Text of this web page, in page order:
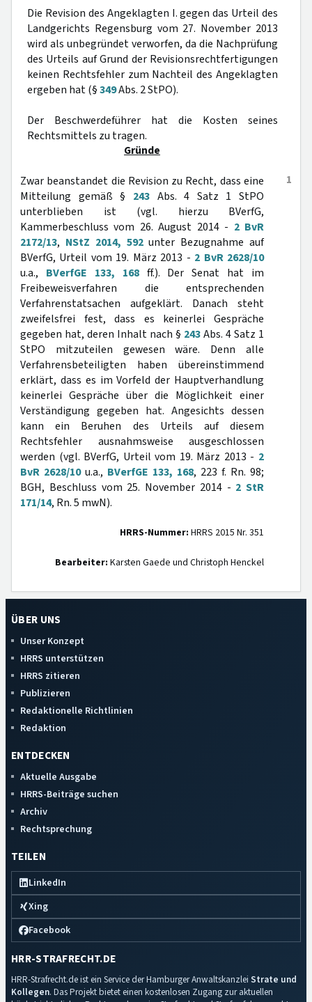
Die Revision des Angeklagten I. gegen das Urteil des
Landgerichts Regensburg vom 27. November 2013
wird als unbegründet verworfen, da die Nachprüfung
des Urteils auf Grund der Revisionsrechtfertigungen
keinen Rechtsfehler zum Nachteil des Angeklagten
ergeben hat (§349Abs. 2 StPO).
Der Beschwerdeführer hat die Kosten seines
Rechtsmittels zu tragen.
Gründe
1
Zwar beanstandet die Revision zu Recht, dass eine
Mitteilung gemäß § 243Abs. 4 Satz 1 StPO
unterblieben ist (vgl. hierzu BVerfG,
Kammerbeschluss vom 26. August 2014 - 2 BvR
2172/13, NStZ 2014, 592unter Bezugnahme auf
BVerfG, Urteil vom 19. März 2013 - 2 BvR 2628/10
u.a., BVerfGE 133, 168ff.). Der Senat hat im
Freibeweisverfahren die entsprechenden
Verfahrenstatsachen aufgeklärt. Danach steht
zweifelsfrei fest, dass es keinerlei Gespräche
gegeben hat, deren Inhalt nach § 243Abs. 4 Satz 1
StPO mitzuteilen gewesen wäre. Denn alle
Verfahrensbeteiligten haben übereinstimmend
erklärt, dass es im Vorfeld der Hauptverhandlung
keinerlei Gespräche über die Möglichkeit einer
Verständigung gegeben hat. Angesichts dessen
kann ein Beruhen des Urteils auf diesem
Rechtsfehler ausnahmsweise ausgeschlossen
werden (vgl. BVerfG, Urteil vom 19. März 2013 - 2
BvR 2628/10u.a., BVerfGE 133, 168, 223 f. Rn. 98;
BGH, Beschluss vom 25. November 2014 - 2 StR
171/14, Rn. 5 mwN).
HRRS-Nummer: HRRS 2015 Nr. 351
Bearbeiter: Karsten Gaede und Christoph Henckel
ÜBER UNS
Unser Konzept
HRRS unterstützen
HRRS zitieren
Publizieren
Redaktionelle Richtlinien
Redaktion
ENTDECKEN
Aktuelle Ausgabe
HRRS-Beiträge suchen
Archiv
Rechtsprechung
TEILEN
LinkedIn
Xing
Facebook
HRR-STRAFRECHT.DE
HRR-Strafrecht.de ist ein Service der Hamburger Anwaltskanzlei Strate und
Kollegen. Das Projekt bietet einen kostenlosen Zugang zur aktuellen